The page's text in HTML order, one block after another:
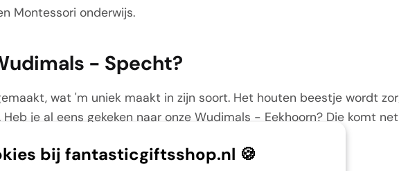
bij fantasticgiftsshop.nl 🍪
Montessori onderwijs.
- Specht?
wat 'm uniek maakt in zijn soort. Het houten beestje wordt
je al eens gekeken naar onze Wudimals - Eekhoorn? Die komt
maakt het speelplezier compleet.